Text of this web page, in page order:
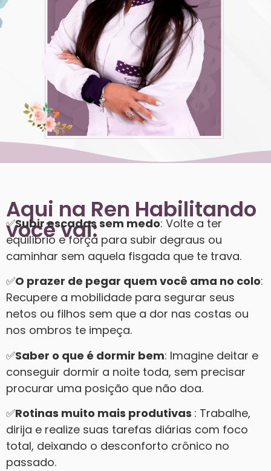
Aqui na Ren Habilitando
você vai:
✅Subir escadas sem medo: Volte a ter
equilíbrio e força para subir degraus ou
caminhar sem aquela fisgada que te trava.
✅O prazer de pegar quem você ama no colo:
Recupere a mobilidade para segurar seus
netos ou filhos sem que a dor nas costas ou
nos ombros te impeça.
✅Saber o que é dormir bem: Imagine deitar e
conseguir dormir a noite toda, sem precisar
procurar uma posição que não doa.
✅Rotinas muito mais produtivas : Trabalhe,
dirija e realize suas tarefas diárias com foco
total, deixando o desconforto crônico no
passado.